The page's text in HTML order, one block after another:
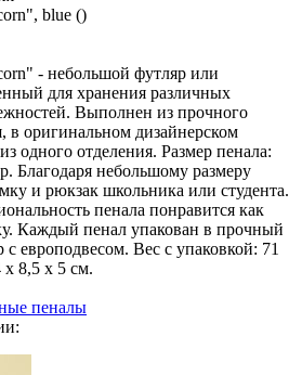
blue ()
- небольшой футляр или
для хранения различных
Выполнен из прочного
в оригинальном дизайнерском
одного отделения. Размер пенала:
Благодаря небольшому размеру
и рюкзак школьника или студента.
пенала понравится как
Каждый пенал упакован в прочный
европодвесом. Вес с упаковкой: 71
х 8,5 х 5 см.
пеналы